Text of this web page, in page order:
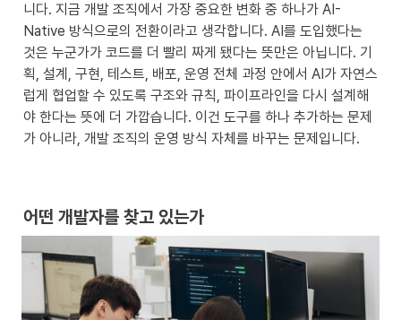
니다. 지금 개발 조직에서 가장 중요한 변화 중 하나가 AI-
Native 방식으로의 전환이라고 생각합니다. AI를 도입했다는
것은 누군가가 코드를 더 빨리 짜게 됐다는 뜻만은 아닙니다. 기
획, 설계, 구현, 테스트, 배포, 운영 전체 과정 안에서 AI가 자연스
럽게 협업할 수 있도록 구조와 규칙, 파이프라인을 다시 설계해
야 한다는 뜻에 더 가깝습니다. 이건 도구를 하나 추가하는 문제
가 아니라, 개발 조직의 운영 방식 자체를 바꾸는 문제입니다.
어떤 개발자를 찾고 있는가